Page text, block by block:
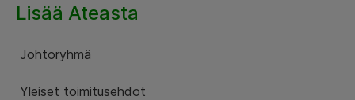
Lisää Ateasta
Johtoryhmä
Yleiset toimitusehdot